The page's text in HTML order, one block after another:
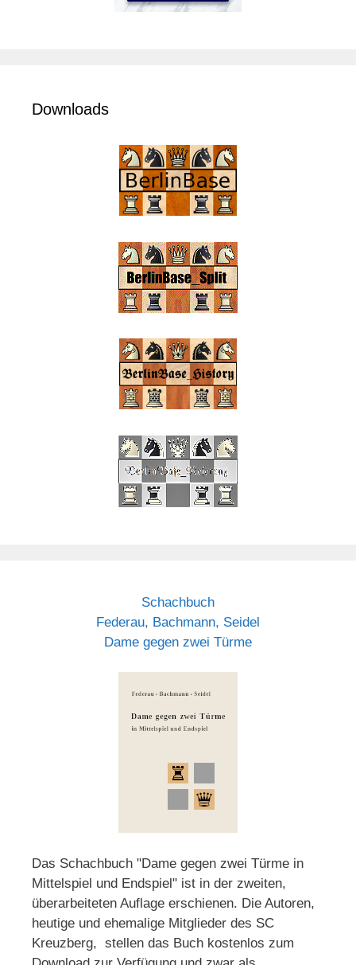
Downloads
Schachbuch
Federau, Bachmann, Seidel
Dame gegen zwei Türme
Das Schachbuch "Dame gegen zwei Türme in
Mittelspiel und Endspiel" ist in der zweiten,
überarbeiteten Auflage erschienen. Die Autoren,
heutige und ehemalige Mitglieder des SC
Kreuzberg, stellen das Buch kostenlos zum